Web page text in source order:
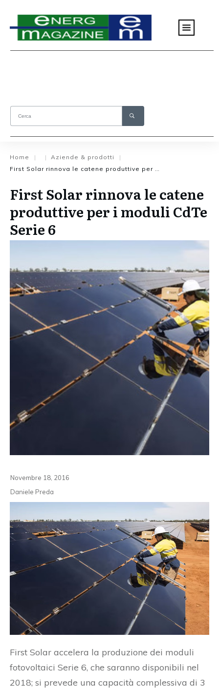
Home | | Aziende & prodotti
|
First Solar rinnova le catene
produttive per i moduli CdTe
Serie 6
Novembre 18, 2016
Daniele Preda
First Solar accelera la produzione dei moduli
fotovoltaici Serie 6, che saranno disponibili nel
2018; si prevede una capacità complessiva di 3